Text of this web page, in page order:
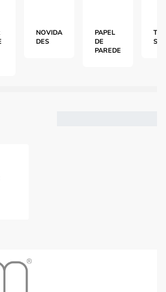
NOVIDA
DES
PAPEL
DE
PAREDE
S